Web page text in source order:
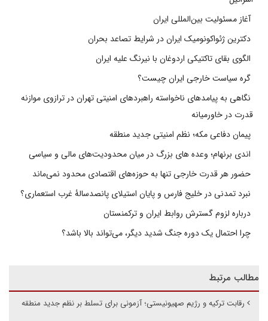
آغاز مسئولیت بین‌المللی ایران
دکترین ژئواکونومیک ایران در شرایط تصاعد بحران
الگوی بقای تاکتیکی اردوغان با نیرنگ علیه ایران
گره سیاست خارجی ایران چیست؟
نگاهی به پیامدهای ناخواسته راهبردهای امنیتی تهران در ترازوی موازنه
قدرت در خاورمیانه
پیمان دفاعی مکه؛ نظم امنیتی جدید منطقه
اندی برنهام؛ وعده های بزرگ در میان محدودیت‌های مالی و سیاسی
حضور هر قدرت خارجی تنها به حوزه‌های اقتصادی محدود نمی‌ماند
نبرد تمدنی در خلیج فارس و پایان استیلای پانصدسالۀ غرب استعماری؟
درباره لزوم گسترش روابط ایران و ترکمنستان
چرا احتمال یک دوره جنگ شدید دیگر، می‌تواند بالا باشد؟
مطالب مرتبط
رقابت ترکیه و رژیم صهیونیستی؛ آزمونی برای تسلط بر نظم جدید منطقه